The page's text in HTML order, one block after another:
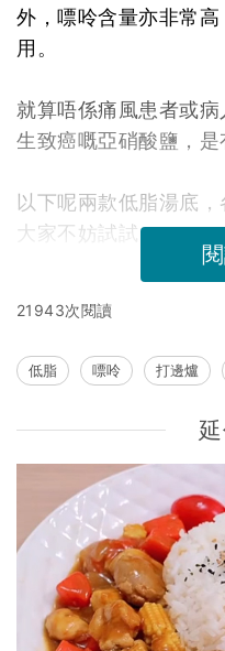
外，嘌呤含量亦非常
用。
就算唔係痛風患者或
生致癌嘅亞硝酸鹽，是
以下呢兩款低脂湯底
大家不妨試試：
21943次閱讀
低脂 嘌呤 打邊爐